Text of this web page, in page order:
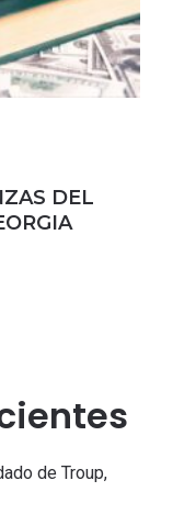
DEL
de Troup,